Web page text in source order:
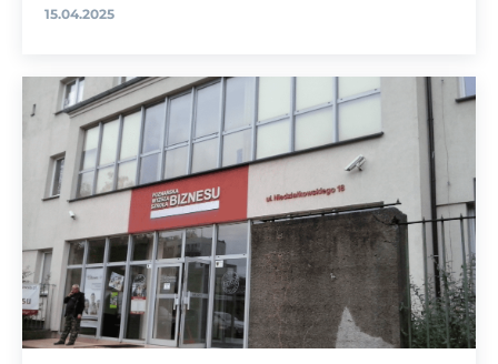
15.04.2025